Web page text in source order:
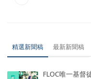
精選新聞稿 最新新聞稿
FLOC唯一基督